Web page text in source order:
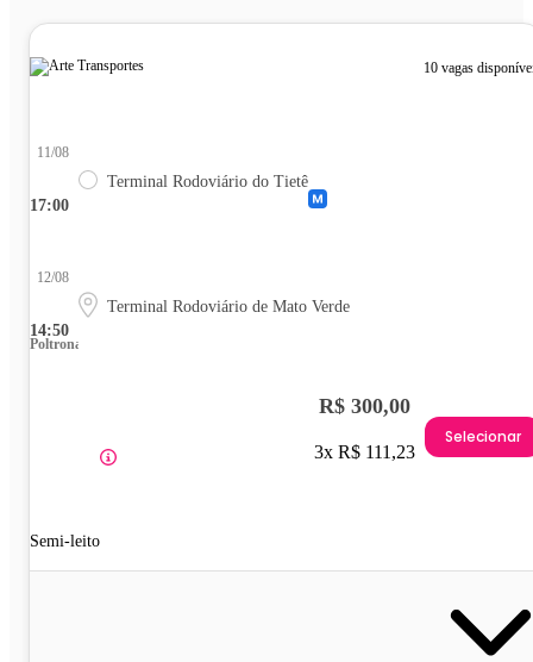
10 vagas
17:00
11/08
Terminal Rodoviário do Tietê
14:50
12/08
Terminal Rodoviário de Mato Verde
Poltrona
Semi-leito
R$ 300,00
3x R$ 111,23
Selecionar